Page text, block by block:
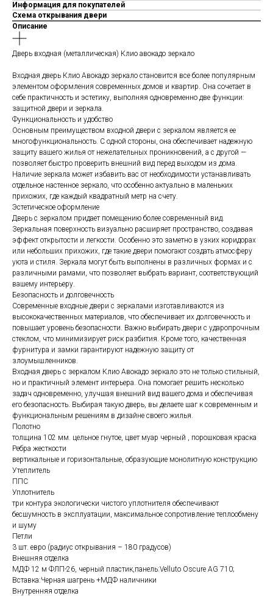
Информация для покупателей
Схема открывания двери
Описание
Дверь входная (металлическая) Клио авокадо зеркало
Входная дверь Клио Авокадо зеркало становится все более популярным
элементом оформления современных домов и квартир. Она сочетает в
себе практичность и эстетику, выполняя одновременно две функции:
защитной двери и зеркала.
Функциональность и удобство
Основным преимуществом входной двери с зеркалом является ее
многофункциональность. С одной стороны, она обеспечивает надежную
защиту вашего жилья от нежелательных проникновений, а с другой —
позволяет быстро проверить внешний вид перед выходом из дома.
Наличие зеркала может избавить вас от необходимости устанавливать
отдельное настенное зеркало, что особенно актуально в маленьких
прихожих, где каждый квадратный метр на счету.
Эстетическое оформление
Дверь с зеркалом придает помещению более современный вид.
Зеркальная поверхность визуально расширяет пространство, создавая
эффект открытости и легкости. Особенно это заметно в узких коридорах
или небольших прихожих, где такие двери помогают создать атмосферу
уюта и стиля. Зеркала могут быть выполнены в различных формах и с
различными рамами, что позволяет выбрать вариант, соответствующий
вашему интерьеру.
Безопасность и долговечность
Современные входные двери с зеркалами изготавливаются из
высококачественных материалов, что обеспечивает их долговечность и
повышает уровень безопасности. Важно выбирать двери с ударопрочным
стеклом, что минимизирует риск разбития. Кроме того, качественная
фурнитура и замки гарантируют надежную защиту от
злоумышленников.
Входная дверь с зеркалом Клио Авокадо зеркало это не только стильный,
но и практичный элемент интерьера. Она помогает решить несколько
задач одновременно, улучшая внешний вид вашего дома и обеспечивая
его безопасность. Выбирая такую дверь, вы делаете шаг к современным и
функциональным решениям в дизайне своего жилья.
Полотно
толщина 102 мм. цельное гнутое, цвет муар черный , порошковая краска
Ребра жесткости
вертикальные и горизонтальные, образующие монолитную конструкцию
Утеплитель
ППС
Уплотнитель
три контура экологически чистого уплотнителя обеспечивают
бесшумность в эксплуатации, максимальное сопротивление теплообмену
и шуму
Петли
3 шт. евро (радиус открывания – 180 градусов)
Внешняя отделка
МДФ 12 м ФЛП-26, черный пластик,панель:Velluto Oscure AG 710;
Вставка:Черная шагрень +МДФ наличники
Внутренняя отделка